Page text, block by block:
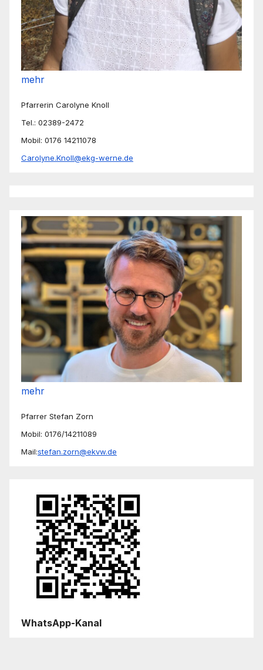
mehr
Pfarrerin Carolyne Knoll
Tel.: 02389-2472
Mobil: 0176 14211078
Carolyne.Knoll@ekg-werne.de
mehr
Pfarrer Stefan Zorn
Mobil: 0176/14211089
Mail:stefan.zorn@ekvw.de
WhatsApp-Kanal